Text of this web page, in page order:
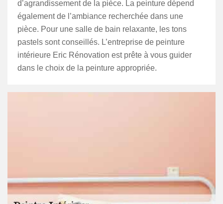
d’agrandissement de la pièce. La peinture dépend
également de l’ambiance recherchée dans une
pièce. Pour une salle de bain relaxante, les tons
pastels sont conseillés. L’entreprise de peinture
intérieure Eric Rénovation est prête à vous guider
dans le choix de la peinture appropriée.